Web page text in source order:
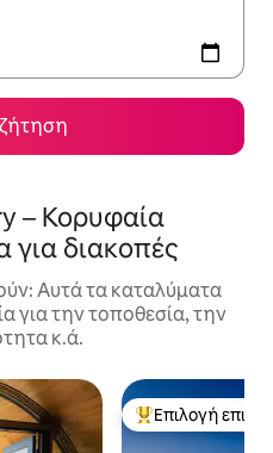
– Κορυφαία
για διακοπές
Αυτά τα καταλύματα
για την τοποθεσία, την
κ.ά.
Κορυφαία
Επιλογή